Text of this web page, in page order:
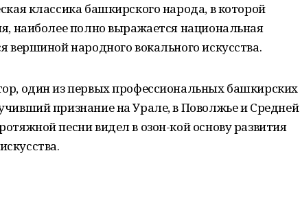
классика башкирского народа, в которой
наиболее полно выражается национальная
вершиной народного вокального искусства.
один из первых профессиональных башкирских
признание на Урале, в Поволжье и Средней
песни видел в озон-кой основу развития